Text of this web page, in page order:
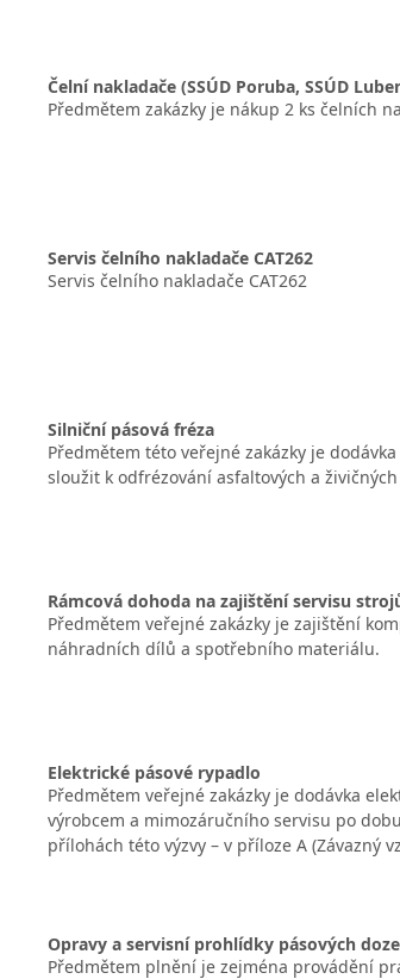
Čelní nakladače (SSÚD Poruba, SSÚD
Předmětem zakázky je nákup 2 ks čelních
Servis čelního nakladače CAT262
Servis čelního nakladače CAT262
Silniční pásová fréza
Předmětem této veřejné zakázky je
sloužit k odfrézování asfaltových a
Rámcová dohoda na zajištění servisu
Předmětem veřejné zakázky je zajištění
náhradních dílů a spotřebního materiálu.
Elektrické pásové rypadlo
Předmětem veřejné zakázky je dodávka
výrobcem a mimozáručního servisu po
přílohách této výzvy – v příloze A (Závazný
Opravy a servisní prohlídky pásových
Předmětem plnění je zejména provádění